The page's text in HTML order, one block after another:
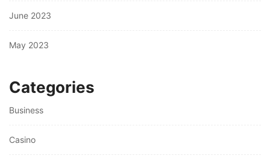
June 2023
May 2023
Categories
Business
Casino